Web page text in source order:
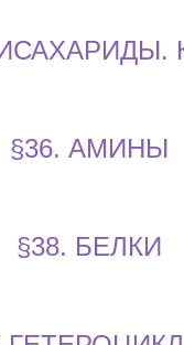
§36. АМИНЫ
§38. БЕЛКИ